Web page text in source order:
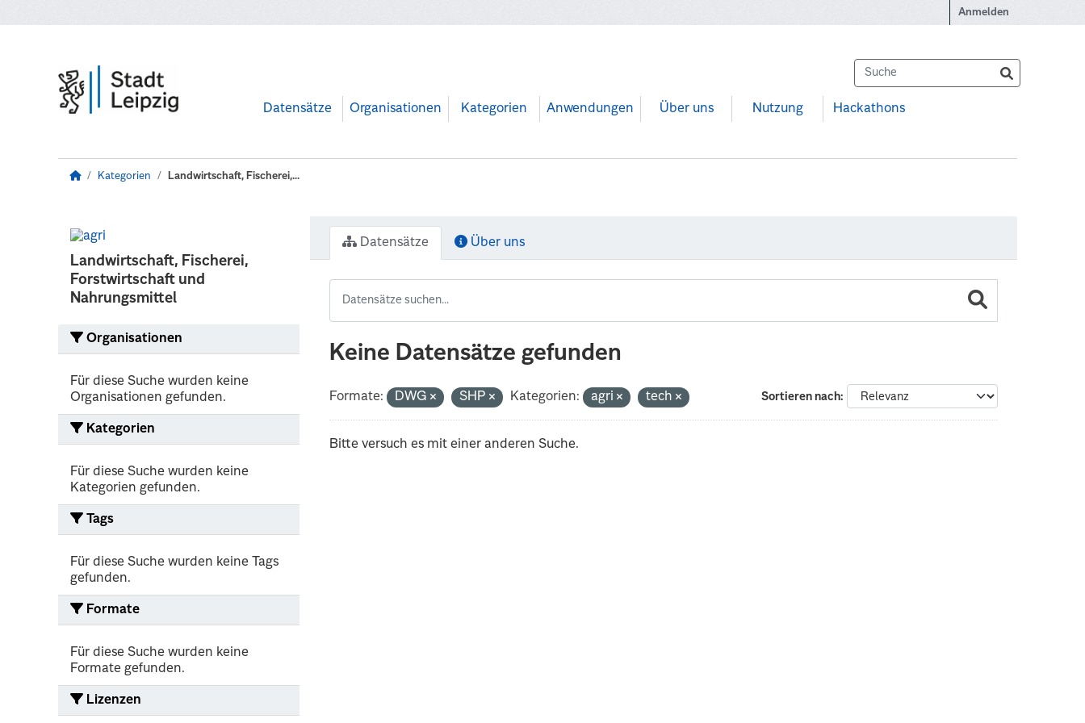
Anmelden
Datensätze Organisationen Kategorien Anwendungen Über uns Nutzung Hackathons
Kategorien Landwirtschaft, Fischerei,...
Landwirtschaft, Fischerei,
Forstwirtschaft und
Nahrungsmittel
Organisationen
Für diese Suche wurden keine
Organisationen gefunden.
Kategorien
Für diese Suche wurden keine
Kategorien gefunden.
Tags
Für diese Suche wurden keine Tags
gefunden.
Formate
Für diese Suche wurden keine
Formate gefunden.
Lizenzen
Datensätze Über uns
Keine Datensätze gefunden
Sortieren nach
Formate: DWG SHP Kategorien: agri tech
Bitte versuch es mit einer anderen Suche.